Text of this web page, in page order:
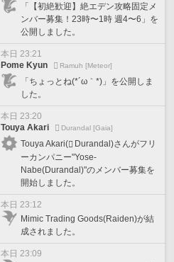
「【初絶歓迎】絶エデン攻略固定メ
ンバー募集！23時〜1時 週4〜6」を
公開しました。
本日 23:21
Pome Kyun
Ramuh [Meteor]
「ちょっとね(*´ω｀*)」を公開しま
した。
本日 23:20
Touya Akari
Durandal [Gaia]
Touya Akari(
Durandal)さんがフリ
ーカンパニー"Yose-
Nabe(Durandal)"のメンバー募集を
開始しました。
本日 23:12
Mimic Trading Goods(Raiden)が結
成されました。
本日 23:09